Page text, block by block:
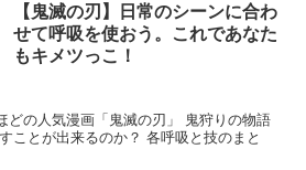
【鬼滅の刃】日常のシーンに合わ
せて呼吸を使おう。これであなた
もキメツっこ！
どの人気漫画「鬼滅の刃」 鬼狩りの物語
ことが出来るのか？ 各呼吸と技のまと